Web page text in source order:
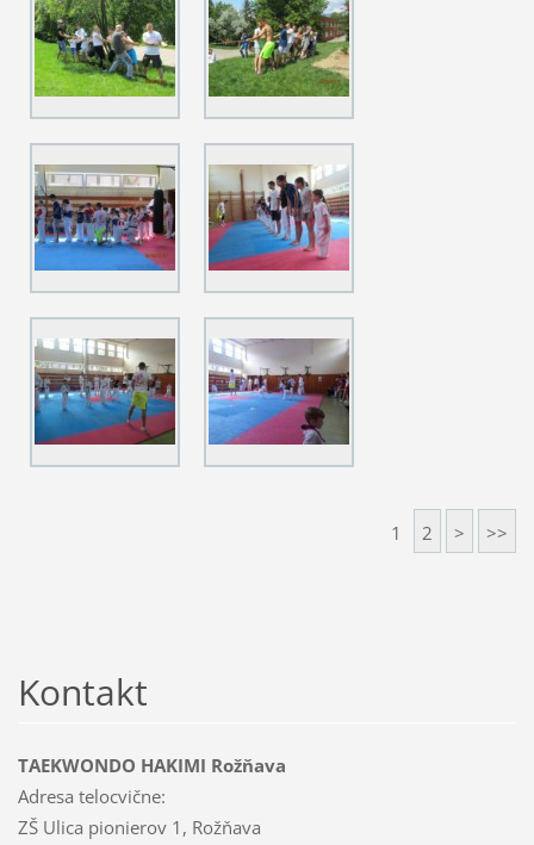
1 2 > >>
Kontakt
TAEKWONDO HAKIMI Rožňava
Adresa telocvične:
ZŠ Ulica pionierov 1, Rožňava